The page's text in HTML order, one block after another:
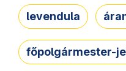
levendula
főpolgármester-